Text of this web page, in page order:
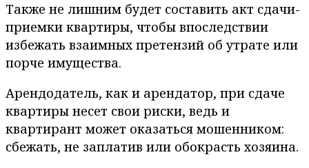
Также не лишним будет составить акт сдачи-
приемки квартиры, чтобы впоследствии
избежать взаимных претензий об утрате или
порче имущества.
Арендодатель, как и арендатор, при сдаче
квартиры несет свои риски, ведь и
квартирант может оказаться мошенником:
сбежать, не заплатив или обокрасть хозяина.